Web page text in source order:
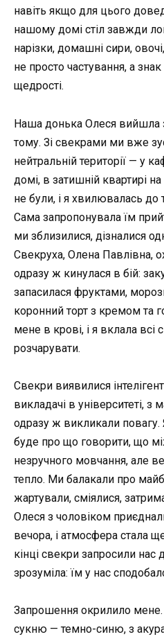
навіть якщо для цього
нашому домі стіл завжди
нарізки, домашні сири,
не просто частування, а
щедрості.
Наша донька Олеся вийшла
тому. Зі свекрами ми вже
нейтральній території — у
домі, в затишній квартирі
не були, і я хвилювалась до
Сама запропонувала їм
ми зблизилися, дізналися
Свекруха, Олена Павлівна,
одразу ж кинулася в бій:
запасилася фруктами,
коронний торт з кремом та
мене в крові, і я вклала всі
розчарувати.
Свекри виявилися
викладачі в університеті, з
одразу ж викликали
буде про що говорити, що
незручного мовчання, але
тепло. Ми балакали про
жартували, сміялися,
Олеся з чоловіком
вечора, і атмосфера стала
кінці свекри запросили
зрозуміла: їм у нас
Запрошення окрилило мене.
сукню — темно-синю, з